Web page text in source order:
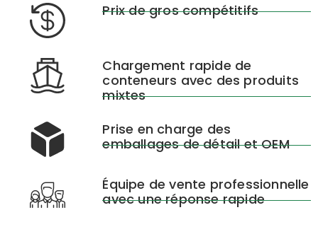
Prix ​​de gros compétitifs
Chargement rapide de
conteneurs avec des produits
mixtes
Prise en charge des
emballages de détail et OEM
Équipe de vente professionnelle
avec une réponse rapide